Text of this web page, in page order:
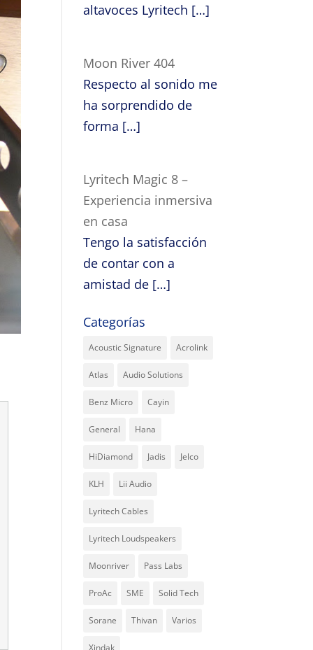
altavoces Lyritech […]
Moon River 404
Respecto al sonido me
ha sorprendido de
forma […]
Lyritech Magic 8 –
Experiencia inmersiva
en casa
Tengo la satisfacción
de contar con a
amistad de […]
Categorías
Acoustic Signature Acrolink
Atlas Audio Solutions
Benz Micro Cayin
General Hana
HiDiamond Jadis Jelco
KLH Lii Audio
Lyritech Cables
Lyritech Loudspeakers
Moonriver Pass Labs
ProAc SME Solid Tech
Sorane Thivan Varios
Xindak